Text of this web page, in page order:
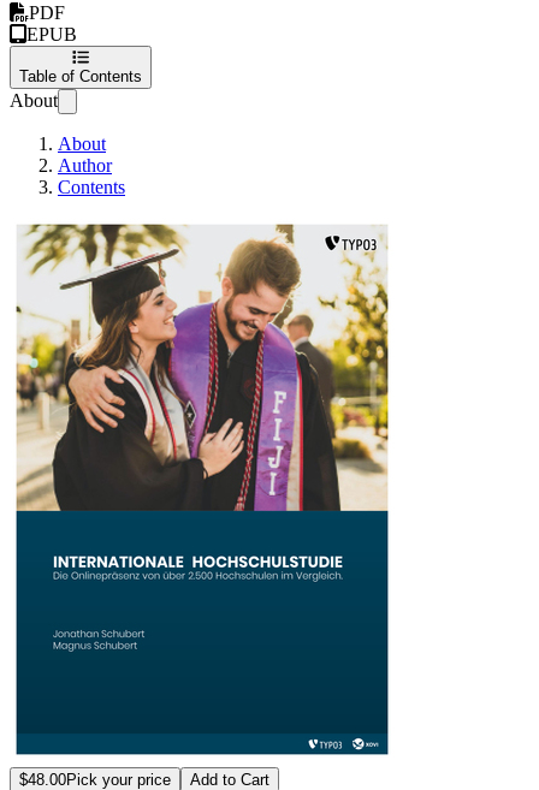
PDF
EPUB
Table of Contents
About
About
Author
Contents
$48.00Pick your price Add to Cart